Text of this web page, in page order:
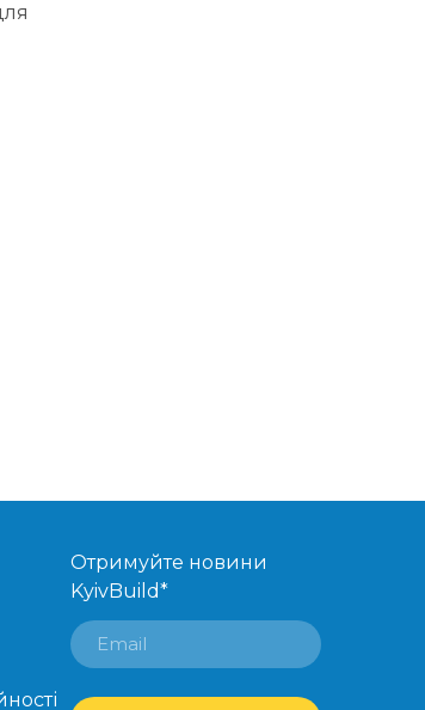
Отримуйте новини
KyivBuild*